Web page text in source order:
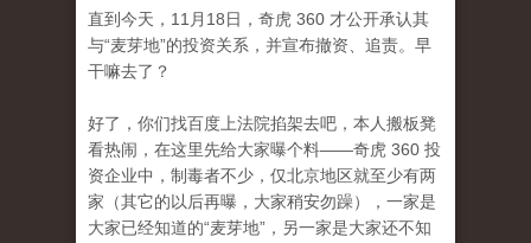
直到今天，11月18日，奇虎 360 才公开承认其
与“麦芽地”的投资关系，并宣布撤资、追责。早
干嘛去了？
好了，你们找百度上法院掐架去吧，本人搬板凳
看热闹，在这里先给大家曝个料——奇虎 360 投
资企业中，制毒者不少，仅北京地区就至少有两
家（其它的以后再曝，大家稍安勿躁），一家是
大家已经知道的“麦芽地”，另一家是大家还不知